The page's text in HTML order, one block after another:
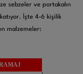
sebzeler ve portakalın
İşte 4-6 kişilik
malzemeler: